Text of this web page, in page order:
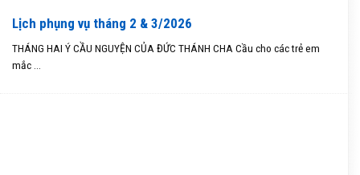
Lịch phụng vụ tháng 2 & 3/2026
THÁNG HAI Ý CẦU NGUYỆN CỦA ĐỨC THÁNH CHA Cầu cho các trẻ em
mắc ...